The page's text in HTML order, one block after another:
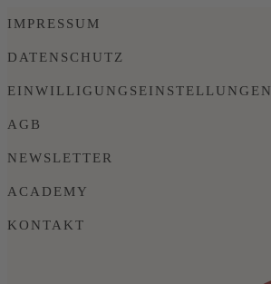
IMPRESSUM
DATENSCHUTZ
EINWILLIGUNGSEINSTELLUNGEN
AGB
NEWSLETTER
ACADEMY
KONTAKT